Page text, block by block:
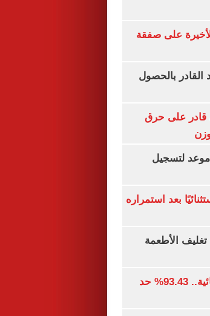
على صفقة
بالحصول
قادر على حرق
لتسجيل
بعد استمراره
الأطعمة
توقعات تنسيق الكليات شبه نهائية.. 93.43% حد